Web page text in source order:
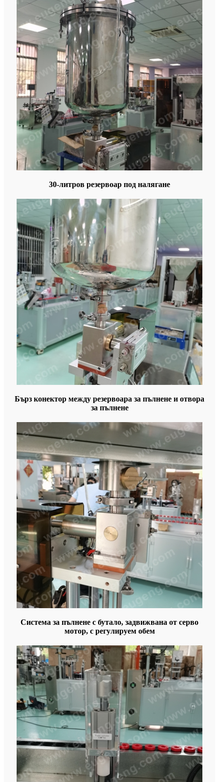
30-литров резервоар под налягане
Бърз конектор между резервоара за пълнене и отвора
за пълнене
Система за пълнене с бутало, задвижвана от серво
мотор, с регулируем обем